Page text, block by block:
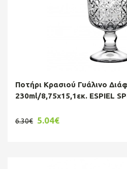
Ποτήρι Κρασιού Γυάλινο
230ml/8,75x15,1εκ. ESPIEL
6.30€ 5.04€